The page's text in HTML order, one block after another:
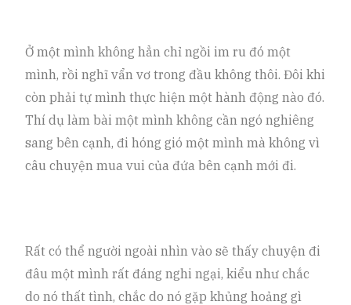
Ở một mình không hẳn chỉ ngồi im ru đó một
mình, rồi nghĩ vẩn vơ trong đầu không thôi. Đôi khi
còn phải tự mình thực hiện một hành động nào đó.
Thí dụ làm bài một mình không cần ngó nghiêng
sang bên cạnh, đi hóng gió một mình mà không vì
câu chuyện mua vui của đứa bên cạnh mới đi.
Rất có thể người ngoài nhìn vào sẽ thấy chuyện đi
đâu một mình rất đáng nghi ngại, kiểu như chắc
do nó thất tình, chắc do nó gặp khủng hoảng gì